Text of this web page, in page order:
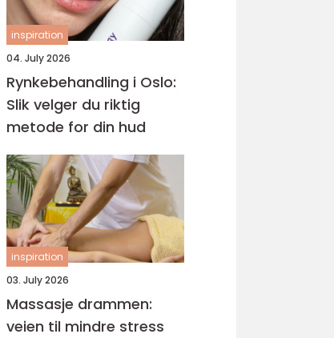
inspiration
04. July 2026
Rynkebehandling i Oslo:
Slik velger du riktig
metode for din hud
inspiration
03. July 2026
Massasje drammen:
veien til mindre stress